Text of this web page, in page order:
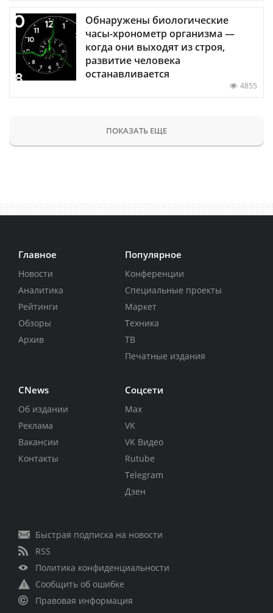
Обнаружены биологические
часы-хронометр организма —
когда они выходят из строя,
развитие человека
останавливается
4855
ПОКАЗАТЬ ЕЩЕ
Главное
Новости
Аналитика
Рейтинги
Обзоры
Архив
Популярное
Конференции
Специальные проекты
Маркет
Техника
ТВ
Печатные издания
CNews
Об издании
Реклама
Вакансии
Контакты
Соцсети
Max
VK
VK Видео
Rutube
Telegram
Дзен
Быстрая подписка на новости
RSS
Политика конфиденциальности
Сообщить об ошибке
Правовая информация